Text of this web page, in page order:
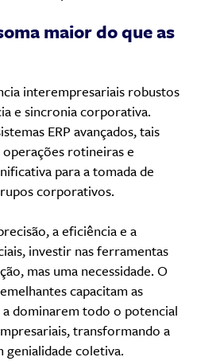
maior do que as
interempresariais robustos
e sincronia corporativa.
ERP avançados, tais
rotineiras e
para a tomada de
corporativos.
a eficiência e a
investir nas ferramentas
mas uma necessidade. O
capacitam as
dominarem todo o potencial
transformando a
coletiva.